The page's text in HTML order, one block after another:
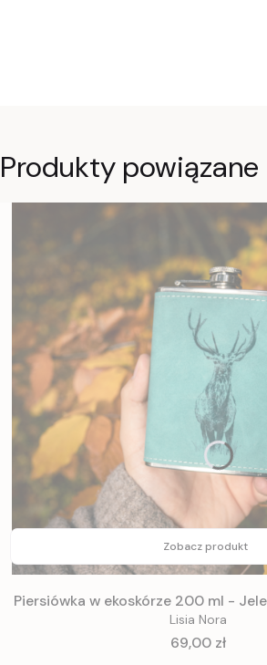
Produkty powiązane
Zobacz produkt
Piersiówka w ekoskórze 200 ml -
Lisia Nora
Cena
69,00 zł